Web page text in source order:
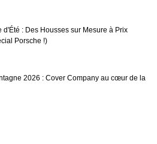
d'Été : Des Housses sur Mesure à Prix
Porsche !)
2026 : Cover Company au cœur de la